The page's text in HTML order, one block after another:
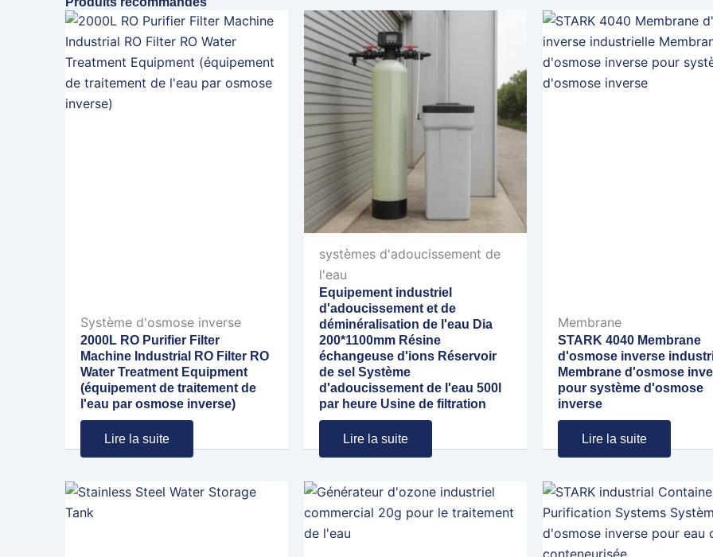
Système d'osmose inverse
2000L RO Purifier Filter
Machine Industrial RO Filter RO
Water Treatment Equipment
(équipement de traitement de
l'eau par osmose inverse)
Lire la suite
systèmes d'adoucissement de
l'eau
Equipement industriel
d'adoucissement et de
déminéralisation de l'eau Dia
200*1100mm Résine
échangeuse d'ions Réservoir
de sel Système
d'adoucissement de l'eau 500l
par heure Usine de filtration
Lire la suite
Membrane
STARK 4040 Membrane
d'osmose inverse
Membrane d'osmose
pour système d'osmose
inverse
Lire la suite